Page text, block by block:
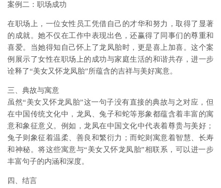
案例二：职场成功
在职场上，一位女性员工凭借自己的才华和努力，取得了显著
的成就。她不仅在工作中表现出色，还赢得了同事们的尊重和
喜爱。当她得知自己怀上了龙凤胎时，更是喜上加喜。这个案
例展示了女性在职场上的成功与家庭生活的和谐共存，进一步
诠释了“美女又怀龙凤胎”所蕴含的吉祥与美好寓意。
三、典故与寓意
虽然“美女又怀龙凤胎”这一句子没有直接的典故与之对应，但
在中国传统文化中，龙凤、兔子和蛇等形象都蕴含着丰富的寓
意和象征意义。例如，龙凤在中国文化中代表着尊贵与美好；
兔子则象征着温柔、善良和繁衍力；而蛇则寓意着智慧、长寿
和神秘。将这些寓意与“美女又怀龙凤胎”相联系，可以进一步
丰富句子的内涵和深度。
四、结言